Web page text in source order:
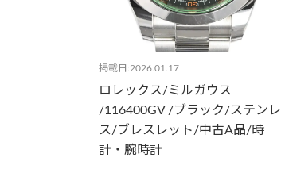
掲載日:2026.01.17
ロレックス/ミルガウス
/116400GV /ブラック/ステンレ
ス/ブレスレット/中古A品/時
計・腕時計